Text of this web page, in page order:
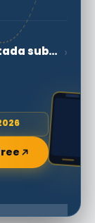
Austria |Lago Verde e encantada subacuático bosque ›